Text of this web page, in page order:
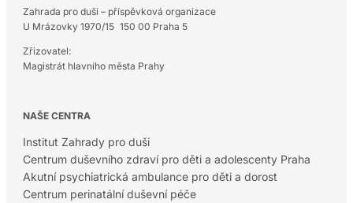
Zahrada pro duši – příspěvková organizace
U Mrázovky 1970/15 150 00 Praha 5
Zřizovatel:
Magistrát hlavního města Prahy
NAŠE CENTRA
Institut Zahrady pro duši
Centrum duševního zdraví pro děti a adolescenty Praha
Akutní psychiatrická ambulance pro děti a dorost
Centrum perinatální duševní péče